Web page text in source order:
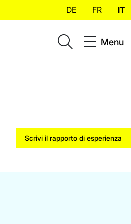
DE FR IT
Menu
Scrivi il rapporto di esperienza